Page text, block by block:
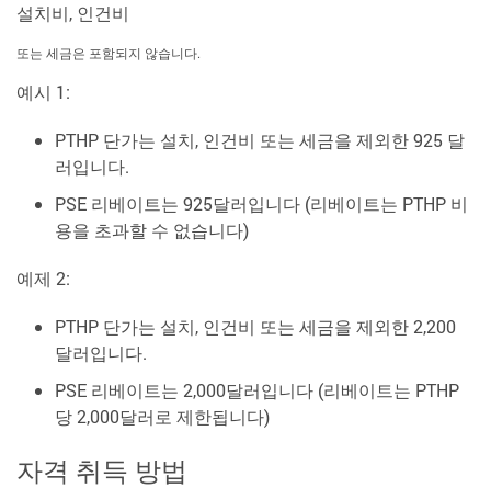
설치비, 인건비
또는 세금은 포함되지 않습니다.
예시 1:
PTHP 단가는 설치, 인건비 또는 세금을 제외한 925 달
러입니다.
PSE 리베이트는 925달러입니다 (리베이트는 PTHP 비
용을 초과할 수 없습니다)
예제 2:
PTHP 단가는 설치, 인건비 또는 세금을 제외한 2,200
달러입니다.
PSE 리베이트는 2,000달러입니다 (리베이트는 PTHP
당 2,000달러로 제한됩니다)
자격 취득 방법